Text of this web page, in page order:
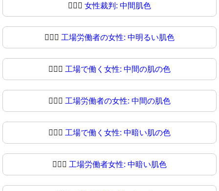
👩🏼‍⚖️ 女性裁判: 中間肌色
👩🏼‍⚖ 工場労働者の女性: 中明るい肌色
👩🏽‍⚖️ 工場で働く女性: 中間の肌の色
👩🏽‍⚖ 工場労働者の女性: 中間の肌色
👩🏾‍⚖️ 工場で働く女性: 中暗い肌の色
👩🏾‍⚖ 工場労働者女性: 中暗い肌色